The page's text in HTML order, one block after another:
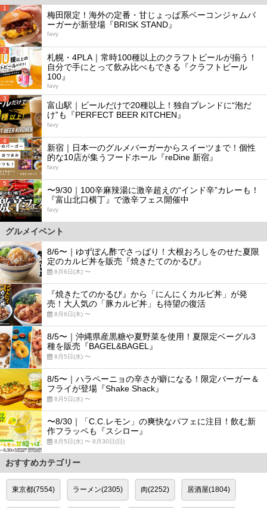
1
梅田限定！海外の定番・甘じょっぱ系ベーコンジャムバ
ーガーが新登場『BRISK STAND』
favy
2
札幌・4PLA｜常時100種以上のクラフトビールが揃う！
自分で手にとって飲み比べもできる『クラフトビール
100』
favy
3
富山駅｜ビールだけで20種以上！独自ブレンドに“泡だ
け”も『PERFECT BEER KITCHEN』
favy
4
新宿｜日本一のグルメバーガーからスイーツまで！個性
的な10店が集うフードホール『reDine 新宿』
favy
5
〜9/30｜100辛麻辣湯に激辛超えの“インド辛”カレーも！
『富山北口横丁』で激辛フェス開催中
favy
グルメイベント
8/6〜｜ゆずぽん酢でさっぱり！大根おろしをのせた夏限
定のカルビ丼を販売『焼きたてのかるび』
8月6日(木) 〜
『焼きたてのかるび』から「にんにくカルビ丼」が発
売！大人気の「豚カルビ丼」も待望の復活
8月6日(木) 〜
8/5〜｜沖縄県産黒糖や夏野菜を使用！夏限定ベーグル3
種を販売『BAGEL&BAGEL』
8月5日(水) 〜
8/5〜｜ハラペーニョの辛さが癖になる！限定バーガー＆
フライが登場『Shake Shack』
8月5日(水) 〜
〜8/30｜「C.C.レモン」の爽快なパフェに注目！飲む新
作フラッペも『スシロー』
8月5日(水) 〜 8月30日(日)
おすすめカテゴリー
東京都(7554) ラーメン(2305) 肉(2252) 居酒屋(1804)